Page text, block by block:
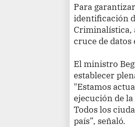
Para
identificación
Criminalística,
cruce de datos
El ministro
establecer
"Estamos
ejecución de
Todos los
país”, señaló.